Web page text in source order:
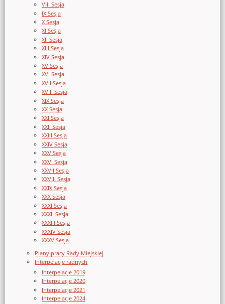
VIII Sesja
IX Sesja
X Sesja
XI Sesja
XII Sesja
XIII Sesja
XIV Sesja
XV Sesja
XVI Sesja
XVII Sesja
XVIII Sesja
XIX Sesja
XX Sesja
XXI Sesja
XXII Sesja
XXIII Sesja
XXIV Sesja
XXV Sesja
XXVI Sesja
XXVII Sesja
XXVIII Sesja
XXIX Sesja
XXX Sesja
XXXI Sesja
XXXII Sesja
XXXIII Sesja
XXXIV Sesja
XXXV Sesja
Plany pracy Rady Miejskiej
Interpelacje radnych
Interpelacje 2019
Interpelacje 2020
Interpelacje 2021
Interpelacje 2024